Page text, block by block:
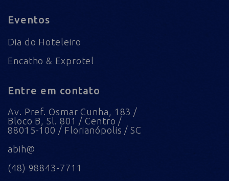
Eventos
Dia do Hoteleiro
Encatho & Exprotel
Entre em contato
Av. Pref. Osmar Cunha, 183 /
Bloco B, Sl. 801 / Centro /
88015-100 / Florianópolis / SC
abih@
(48) 98843-7711